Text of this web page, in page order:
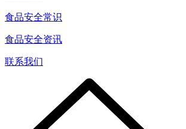
食品安全常识
食品安全资讯
联系我们